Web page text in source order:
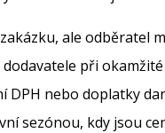
ale odběratel
při
nebo doplatky
sezónou, kdy jsou